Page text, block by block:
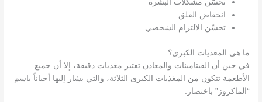
تحسّن مشكلات البشرة
انخفاض القلق
تحسّن الالتزام الشخصي
ما هي المغذيات الكبرى؟
في حين أن الفيتامينات والمعادن تعتبر مغذيات دقيقة، إلا أن جميع
الأطعمة تتكون من المغذيات الكبرى الثلاثة، والتي يشار إليها أحياناً باسم
“الماكروز” باختصار.